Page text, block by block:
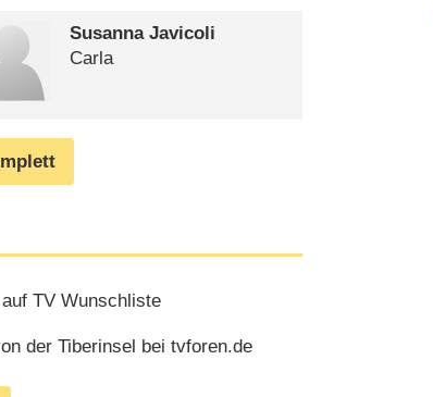
Susanna Javicoli
Carla
auf TV Wunschliste
der Tiberinsel bei tvforen.de